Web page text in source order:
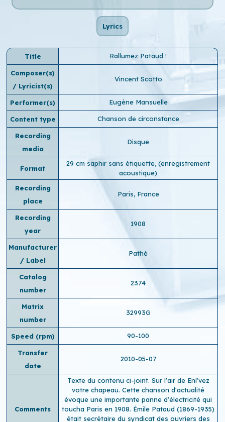
Lyrics
Title Rallumez Pataud !
Composer(s)
/ Lyricist(s)
Vincent Scotto
Performer(s) Eugène Mansuelle
Content type Chanson de circonstance
Recording
media
Disque
Format
29 cm saphir sans étiquette, (enregistrement
acoustique)
Recording
place
Paris, France
Recording
year
1908
Manufacturer
/ Label
Pathé
Catalog
number
2374
Matrix
number
32993G
Speed ​​(rpm) 90-100
Transfer
date
2010-05-07
Comments
Texte du contenu ci-joint. Sur l'air de Enl'vez
votre chapeau. Cette chanson d'actualité
évoque une importante panne d'électricité qui
toucha Paris en 1908. Émile Pataud (1869-1935)
était secrétaire du syndicat des ouvriers des